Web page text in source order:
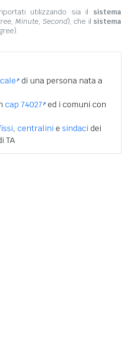
utilizzando sia il sistema
Minute, Second), che il sistema
).
di una persona nata a
cap 74027 ed i comuni con
, centralini e sindaci dei
TA